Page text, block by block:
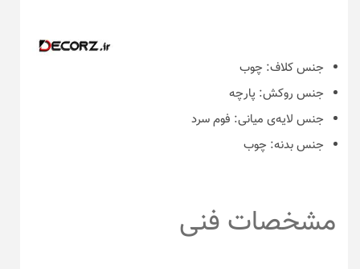
جنس کلاف: چوب
جنس روکش: پارچه
جنس لایه‌ی میانی: فوم سرد
جنس بدنه: چوب
مشخصات فنی